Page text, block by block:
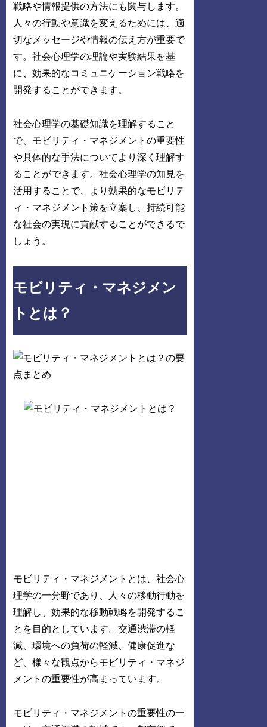
戦略や情報提供の方法にも関与します。
人々の行動や意識を変えるためには、適
切なメッセージや情報の伝え方が重要で
す。社会心理学の理論や実験結果を基
に、効果的なコミュニケーション戦略を
開発することができます。
社会心理学の基礎知識を理解すること
で、モビリティ・マネジメントの重要性
や具体的な手法についてより深く理解す
ることができます。社会心理学の知見を
活用することで、より効果的なモビリテ
ィ・マネジメント策を立案し、持続可能
な社会の実現に貢献することができるで
しょう。
モビリティ・マネジメン
トとは？
モビリティ・マネジメントとは、社会心
理学の一分野であり、人々の移動行動を
理解し、効果的な移動戦略を開発するこ
とを目的としています。交通渋滞の軽
減、環境への負荷の軽減、健康促進な
ど、様々な観点からモビリティ・マネジ
メントの重要性が高まっています。
モビリティ・マネジメントの重要性の一